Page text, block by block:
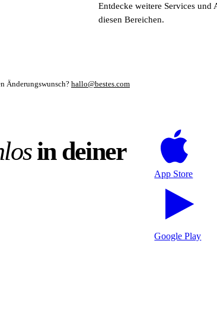
– die Gründerinnen lehnen externe Investoren
Entdecke weitere Services und
diesen Bereichen.
Änderungswunsch? hallo@bestes.com
in deiner
App Store
Google Play